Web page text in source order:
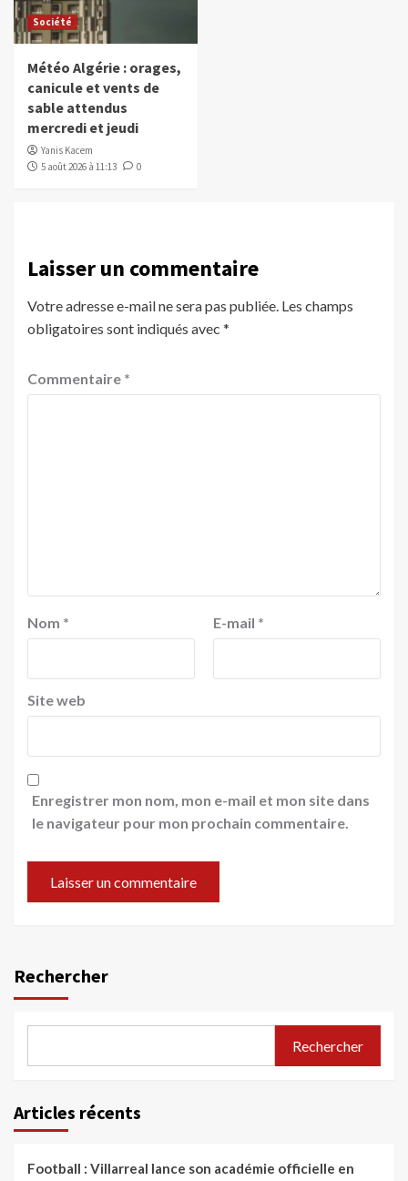
Société
Météo Algérie : orages,
canicule et vents de
sable attendus
mercredi et jeudi
Yanis Kacem
5 août 2026 à 11:13
0
Laisser un commentaire
Votre adresse e-mail ne sera pas publiée. Les champs
obligatoires sont indiqués avec *
Commentaire *
Nom * E-mail *
Site web
Enregistrer mon nom, mon e-mail et mon site dans
le navigateur pour mon prochain commentaire.
Rechercher
Rechercher
Articles récents
Football : Villarreal lance son académie officielle en